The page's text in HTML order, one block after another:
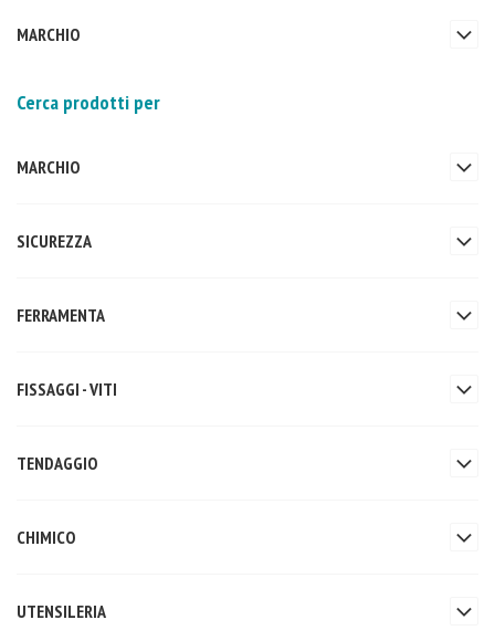
MARCHIO
Cerca prodotti per
MARCHIO
SICUREZZA
FERRAMENTA
FISSAGGI - VITI
TENDAGGIO
CHIMICO
UTENSILERIA